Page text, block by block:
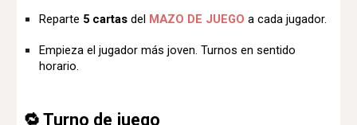
Reparte 5 cartasdel MAZO DE JUEGO a cada jugador.
Empieza el jugador más joven. Turnos en sentido
horario.
🔁 Turno de juego